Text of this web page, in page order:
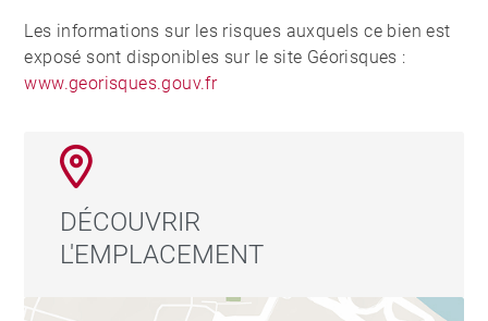
Les informations sur les risques auxquels ce bien est
exposé sont disponibles sur le site Géorisques :
www.georisques.gouv.fr
DÉCOUVRIR
L'EMPLACEMENT